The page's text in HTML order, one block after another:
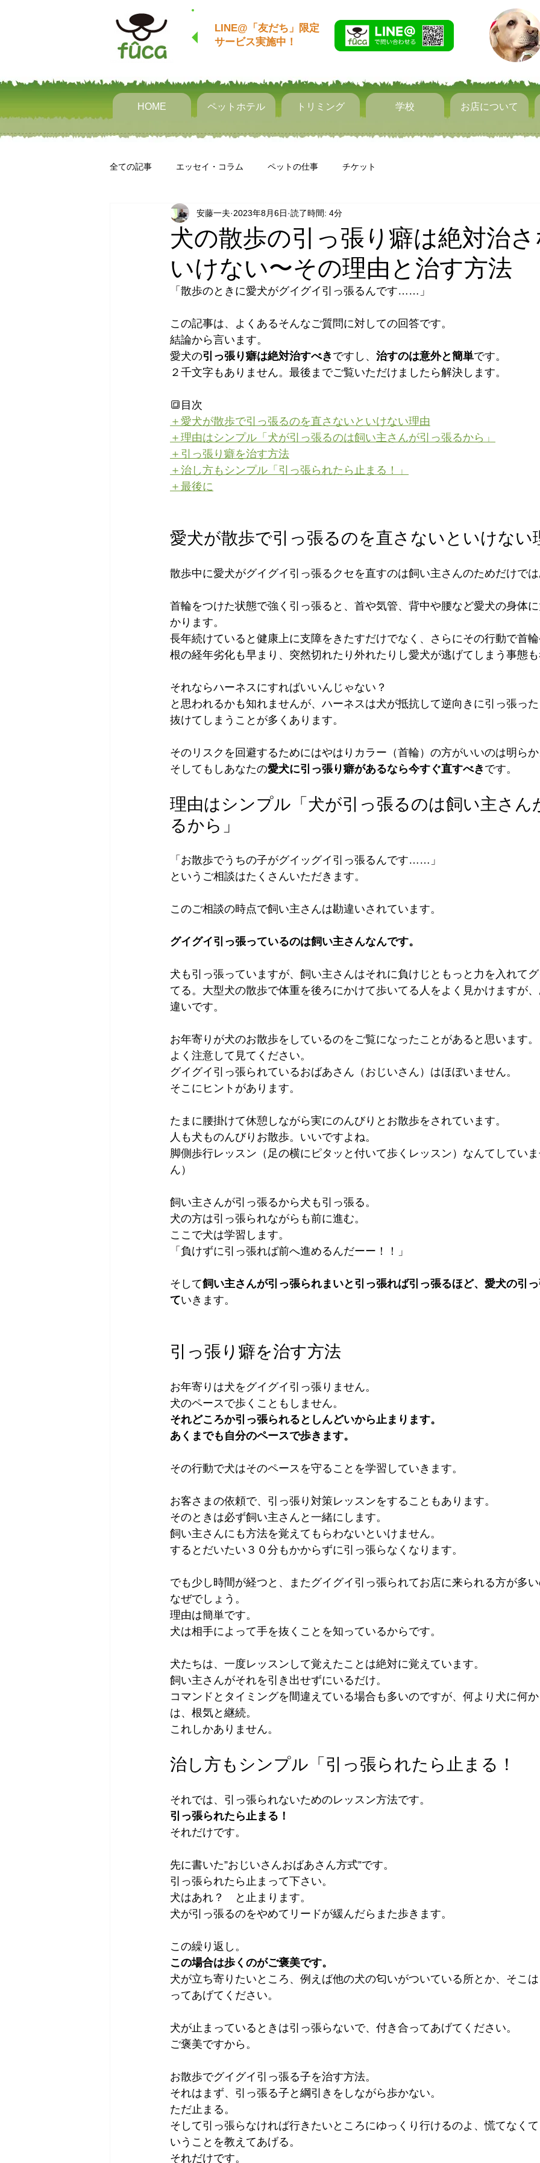
LINE@「友だち」限定
サービス​​実施中！
HOME ペットホテル トリミング 学校 お店について
全ての記事 エッセイ・コラム ペットの仕事 チケット
犬の散歩の引っ張り癖は絶対治
いけない〜その理由と治す方法
安藤一夫 2023年8月6日 読了時間: 4分
「散歩のときに愛犬がグイグイ引っ張るんです……」
この記事は、よくあるそんなご質問に対しての回答です。
結論から言います。
愛犬の引っ張り癖は絶対治すべき ですし、 治すのは意外と簡単です。
２千文字もありません。最後までご覧いただけましたら解決します。
🔳目次
＋愛犬が散歩で引っ張るのを直さないといけない理由
＋理由はシンプル「犬が引っ張るのは飼い主さんが引っ張るから」
＋引っ張り癖を治す方法
＋治し方もシンプル「引っ張られたら止まる！」
＋最後に
愛犬が散歩で引っ張るのを直さないといけない
散歩中に愛犬がグイグイ引っ張るクセを直すのは飼い主さんのためだけで
首輪をつけた状態で強く引っ張ると、首や気管、背中や腰など愛犬の身体
かります。
長年続けていると健康上に支障をきたすだけでなく、さらにその行動で首
根の経年劣化も早まり、突然切れたり外れたりし愛犬が逃げてしまう事態
それならハーネスにすればいいんじゃない？
と思われるかも知れませんが、ハーネスは犬が抵抗して逆向きに引っ張っ
抜けてしまうことが多くあります。
そのリスクを回避するためにはやはりカラー（首輪）の方がいいのは明ら
そしてもしあなたの愛犬に引っ張り癖があるなら今すぐ直すべき です。
理由はシンプル「犬が引っ張るのは飼い主さん
るから」
「お散歩でうちの子がグイッグイ引っ張るんです……」
というご相談はたくさんいただきます。
このご相談の時点で飼い主さんは勘違いされています。
グイグイ引っ張っているのは飼い主さんなんです。
犬も引っ張っていますが、飼い主さんはそれに負けじともっと力を入れて
てる。大型犬の散歩で体重を後ろにかけて歩いてる人をよく見かけますが
違いです。
お年寄りが犬のお散歩をしているのをご覧になったことがあると思います。
よく注意して見てください。
グイグイ引っ張られているおばあさん（おじいさん）はほぼいません。
そこにヒントがあります。
たまに腰掛けて休憩しながら実にのんびりとお散歩をされています。
人も犬ものんびりお散歩。いいですよね。
脚側歩行レッスン（足の横にピタッと付いて歩くレッスン）なんてしてい
ん）
飼い主さんが引っ張るから犬も引っ張る。
犬の方は引っ張られながらも前に進む。
ここで犬は学習します。
「負けずに引っ張れば前へ進めるんだーー！！」
そして飼い主さんが引っ張られまいと引っ張れば引っ張るほど、愛犬の引
ていきます。
引っ張り癖を治す方法
お年寄りは犬をグイグイ引っ張りません。
犬のペースで歩くこともしません。
それどころか引っ張られるとしんどいから止まります。
あくまでも自分のペースで歩きます。
その行動で犬はそのペースを守ることを学習していきます。
お客さまの依頼で、引っ張り対策レッスンをすることもあります。
そのときは必ず飼い主さんと一緒にします。
飼い主さんにも方法を覚えてもらわないといけません。
するとだいたい３０分もかからずに引っ張らなくなります。
でも少し時間が経つと、またグイグイ引っ張られてお店に来られる方が多
なぜでしょう。
理由は簡単です。
犬は相手によって手を抜くことを知っているからです。
犬たちは、一度レッスンして覚えたことは絶対に覚えています。
飼い主さんがそれを引き出せずにいるだけ。
コマンドとタイミングを間違えている場合も多いのですが、何より犬に何
は、根気と継続。
これしかありません。
治し方もシンプル「引っ張られたら止まる！
それでは、引っ張られないためのレッスン方法です。
引っ張られたら止まる！
それだけです。
先に書いた”おじいさんおばあさん方式”です。
引っ張られたら止まって下さい。
犬はあれ？　と止まります。
犬が引っ張るのをやめてリードが緩んだらまた歩きます。
この繰り返し。
この場合は歩くのがご褒美です。
犬が立ち寄りたいところ、例えば他の犬の匂いがついている所とか、そこ
ってあげてください。
犬が止まっているときは引っ張らないで、付き合ってあげてください。
ご褒美ですから。
お散歩でグイグイ引っ張る子を治す方法。
それはまず、引っ張る子と綱引きをしながら歩かない。
ただ止まる。
そして引っ張らなければ行きたいところにゆっくり行けるのよ、慌てなく
いうことを教えてあげる。
それだけです。